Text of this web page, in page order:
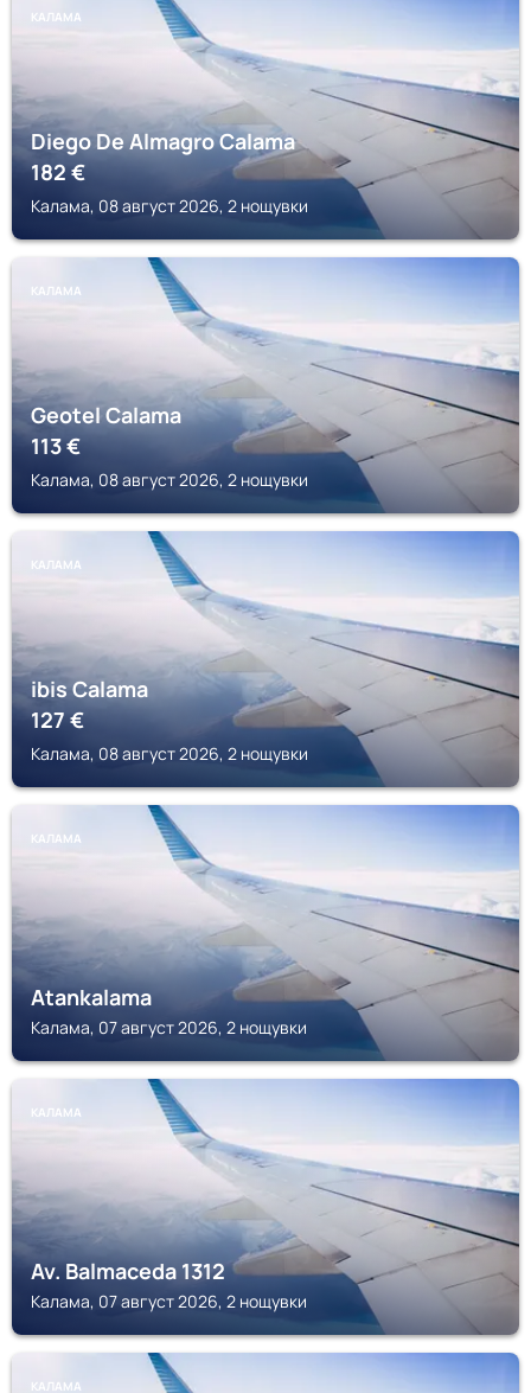
КАЛАМА
Diego De Almagro Calama
182€
Калама, 08 август 2026, 2 нощувки
КАЛАМА
Geotel Calama
113€
Калама, 08 август 2026, 2 нощувки
КАЛАМА
ibis Calama
127€
Калама, 08 август 2026, 2 нощувки
КАЛАМА
Atankalama
Калама, 07 август 2026, 2 нощувки
КАЛАМА
Av. Balmaceda 1312
Калама, 07 август 2026, 2 нощувки
КАЛАМА